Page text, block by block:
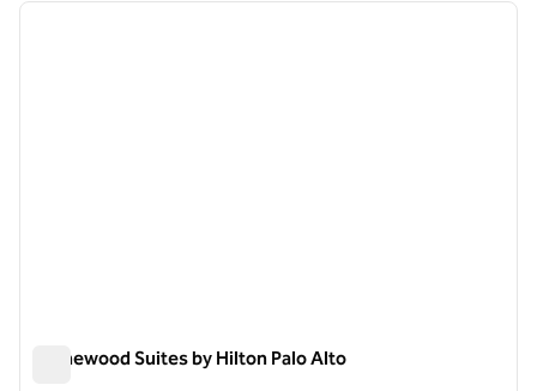
1 de 12
Homewood Suites by Hilton Palo Alto